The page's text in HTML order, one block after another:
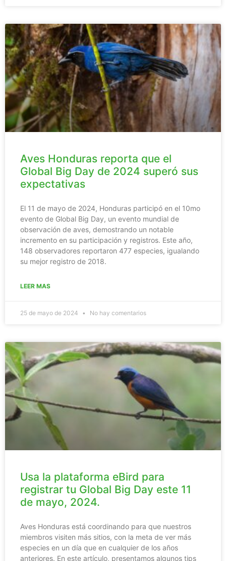
Aves Honduras reporta que el
Global Big Day de 2024 superó sus
expectativas
El 11 de mayo de 2024, Honduras participó en el 10mo
evento de Global Big Day, un evento mundial de
observación de aves, demostrando un notable
incremento en su participación y registros. Este año,
148 observadores reportaron 477 especies, igualando
su mejor registro de 2018.
LEER MAS
25 de mayo de 2024 No hay comentarios
Usa la plataforma eBird para
registrar tu Global Big Day este 11
de mayo, 2024.
Aves Honduras está coordinando para que nuestros
miembros visiten más sitios, con la meta de ver más
especies en un día que en cualquier de los años
anteriores. En este artículo, presentamos algunos tips